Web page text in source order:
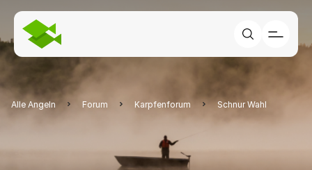
Alle Angeln Forum Karpfenforum Schnur Wahl